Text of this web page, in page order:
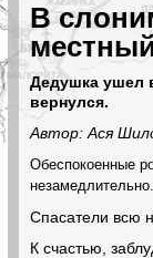
В
Дедушка ушел
вернулся.
Автор: Ася
Обеспокоенные
незамедлительно.
Спасатели всю
К счастью,